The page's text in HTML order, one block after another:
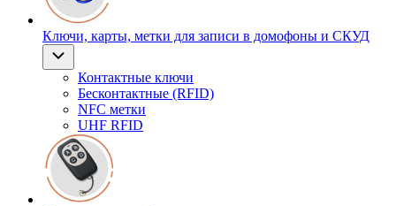
Ключи, карты, метки для записи в домофоны и СКУД
Контактные ключи
Бесконтактные (RFID)
NFC метки
UHF RFID